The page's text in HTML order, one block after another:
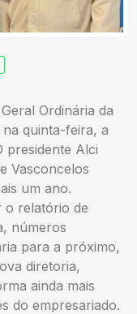
Ordinária da
quinta-feira, a
presidente Alci
Vasconcelos
um ano.
o relatório de
números
para a próximo,
diretoria,
ainda mais
do empresariado.